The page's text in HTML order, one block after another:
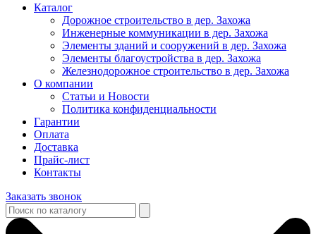
Каталог
Дорожное строительство в дер. Захожа
Инженерные коммуникации в дер. Захожа
Элементы зданий и сооружений в дер. Захожа
Элементы благоустройства в дер. Захожа
Железнодорожное строительство в дер. Захожа
О компании
Статьи и Новости
Политика конфиденциальности
Гарантии
Оплата
Доставка
Прайс-лист
Контакты
Заказать звонок